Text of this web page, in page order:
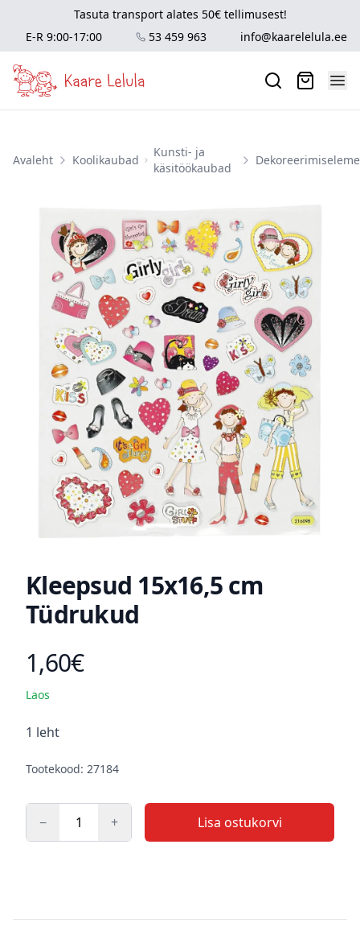
Tasuta transport alates 50€ tellimusest!
E-R 9:00-17:00
53 459 963 info@kaarelelula.ee
Avaleht Koolikaubad
Kunsti- ja
käsitöökaubad
Kleepsud 15x16,5 cm
Tüdrukud
Toote hind
1,60€
Laos
Kirjeldus
1 leht
Tootekood: 27184
− + Lisa ostukorvi